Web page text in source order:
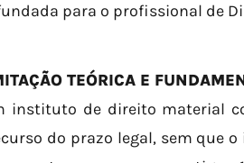
para o profissional de
TEÓRICA E
instituto de direito material
do prazo legal, sem que o